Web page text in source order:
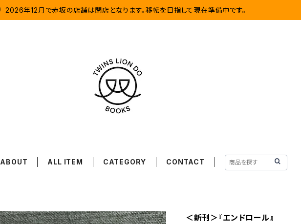
2026年12月で赤坂の店舗は閉店となります。移転を目指して現在準備中です。
ABOUT ALL ITEM CATEGORY CONTACT
＜新刊＞『エンドロール』